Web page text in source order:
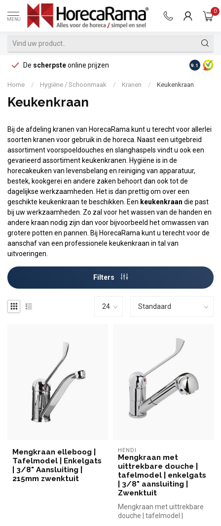
MENU
0
De scherpsteonline prijzen Op
9.1
Home / Hygiëne / Schoonmaak / Kranen / Keukenkraan
Keukenkraan
Bij de afdeling kranen van HorecaRama kunt u terecht voor allerlei
soorten kranen voor gebruik in de horeca. Naast een uitgebreid
assortiment voorspoeldouches en slanghaspels vindt u ook een
gevarieerd assortiment keukenkranen. Hygiëne is in de
horecakeuken van levensbelang en reiniging van apparatuur,
bestek, kookgerei en andere zaken behoort dan ook tot de
dagelijkse werkzaamheden. Het is dan prettig om over een
geschikte keukenkraan te beschikken. Een keukenkraan die past
bij uw werkzaamheden. Zo zal voor het wassen van de handen en
andere kraan nodig zijn dan voor bijvoorbeeld het omwassen van
grotere potten en pannen. Bij HorecaRama kunt u terecht voor de
aanschaf van een professionele keukenkraan in tal van
uitvoeringen.
Filters
Mengkraan elleboog |
Tafelmodel | Enkelgats
| 3/8" Aansluiting |
215mm zwenktuit
HENDI
Mengkraan met
uittrekbare douche |
tafelmodel | enkelgats
| 3/8" aansluiting |
Zwenktuit
Mengkraan met uittrekbare
douche | tafelmodel |